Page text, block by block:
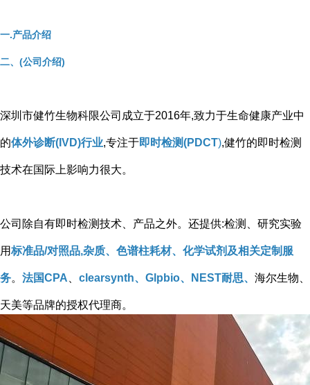
一.产品介绍
二、(公司介绍)
深圳市健竹生物科限公司成立于2016年,致力于生命健康产业中
的体外诊断(IVD)行业,专注于即时检测(PDCT),健竹的即时检测
技术在国际上影响力很大。
公司除自有即时检测技术、产品之外。还提供:检测、研究实验
用标准品/对照品,杂质、色谱柱耗材、化学试剂及相关定制服
务。 法国CPA clearsynth、Glpbio、NEST耐思、 海尔生物、
天美等品牌的授权代理商。